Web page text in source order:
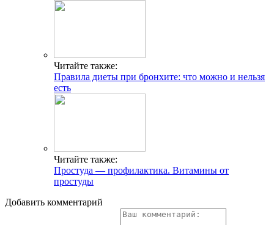
Читайте также:
Правила диеты при бронхите: что можно и нельзя
есть
Читайте также:
Простуда — профилактика. Витамины от
простуды
Добавить комментарий